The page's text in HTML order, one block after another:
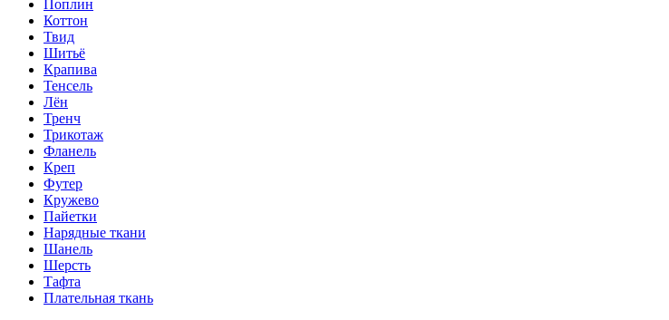
Поплин
Коттон
Твид
Шитьё
Крапива
Тенсель
Лён
Тренч
Трикотаж
Фланель
Креп
Футер
Кружево
Пайетки
Нарядные ткани
Шанель
Шерсть
Тафта
Плательная ткань